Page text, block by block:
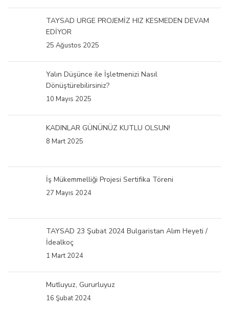
TAYSAD URGE PROJEMİZ HIZ KESMEDEN DEVAM
EDİYOR
25 Ağustos 2025
Yalın Düşünce ile İşletmenizi Nasıl
Dönüştürebilirsiniz?
10 Mayıs 2025
KADINLAR GÜNÜNÜZ KUTLU OLSUN!
8 Mart 2025
İş Mükemmelliği Projesi Sertifika Töreni
27 Mayıs 2024
TAYSAD 23 Şubat 2024 Bulgaristan Alım Heyeti /
İdealkoç
1 Mart 2024
Mutluyuz, Gururluyuz
16 Şubat 2024